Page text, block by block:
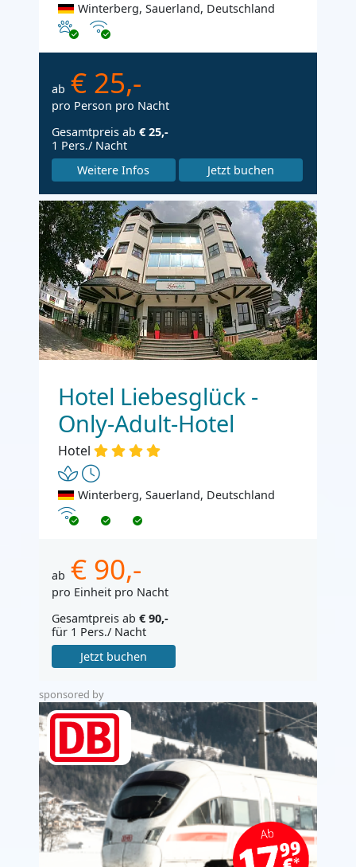
Winterberg, Sauerland, Deutschland
Haustiere erlaubt
Internet
ab € 25,-
pro Person pro Nacht
Gesamtpreis ab € 25,-
1 Pers./ Nacht
Weitere Infos
Jetzt buchen
Hotel Liebesglück -
Only-Adult-Hotel
Hotel
Winterberg, Sauerland, Deutschland
Internet
ab € 90,-
pro Einheit pro Nacht
Gesamtpreis ab € 90,-
für 1 Pers./ Nacht
Jetzt buchen
sponsored by